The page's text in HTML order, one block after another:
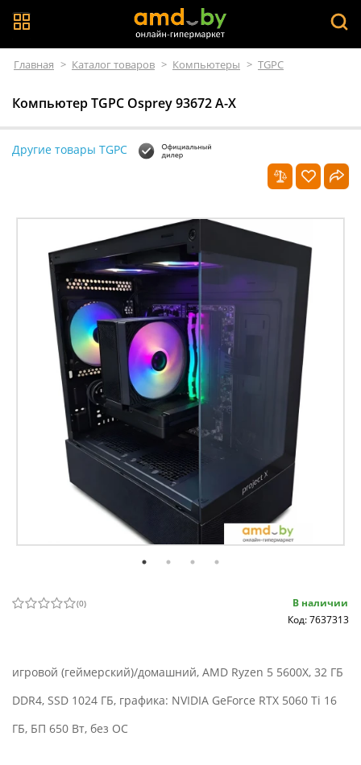
Главная > Каталог товаров > Компьютеры > TGPC
Компьютер TGPC Osprey 93672 A-X
Другие товары TGPC
(0)
В наличии
Код: 7637313
игровой (геймерский)/домашний, AMD Ryzen 5 5600X, 32 ГБ
DDR4, SSD 1024 ГБ, графика: NVIDIA GeForce RTX 5060 Ti 16
ГБ, БП 650 Вт, без ОС